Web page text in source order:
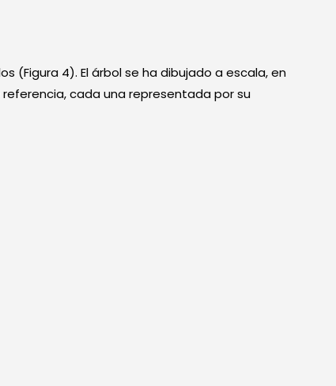
(Figura 4). El árbol se ha dibujado a escala, en
cada una representada por su